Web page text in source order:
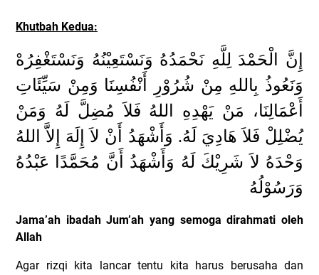
Khutbah Kedua:
إِنَّ الْحَمْدَ لِلَّهِ نَحْمَدُهُ وَنَسْتَعِيْنُهُ وَنَسْتَغْفِرُهْ
وَنَعُوذُ بِاللهِ مِنْ شُرُوْرِ أَنْفُسِنَا وَمِنْ سَيِّئَاتِ
أَعْمَالِنَا، مَنْ يَهْدِهِ اللهُ فَلاَ مُضِلَّ لَهُ وَمَنْ
يُضْلِلْ فَلاَ هَادِيَ لَهُ. وَأَشْهَدُ أَنْ لاَ إِلَهَ إِلاَّ اللهُ
وَحْدَهُ لاَ شَرِيْكَ لَهُ وَأَشْهَدُ أَنَّ مُحَمَّدًا عَبْدُهُ
وَرَسُوْلُهُ
Jama’ah ibadah Jum’ah yang semoga dirahmati oleh
Allah
Agar rizqi kita lancar tentu kita harus berusaha dan